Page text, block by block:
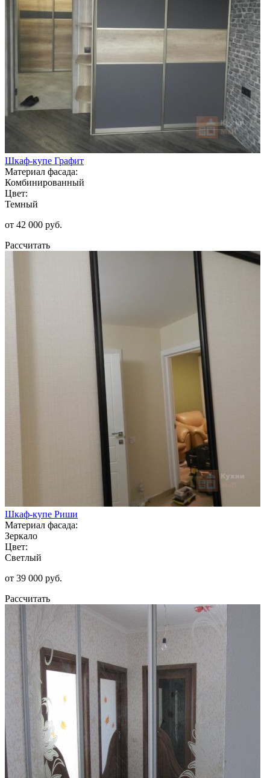
Шкаф-купе Графит
Материал фасада:
Комбинированный
Цвет:
Темный
от 42 000 руб.
Рассчитать
Шкаф-купе Риши
Материал фасада:
Зеркало
Цвет:
Светлый
от 39 000 руб.
Рассчитать